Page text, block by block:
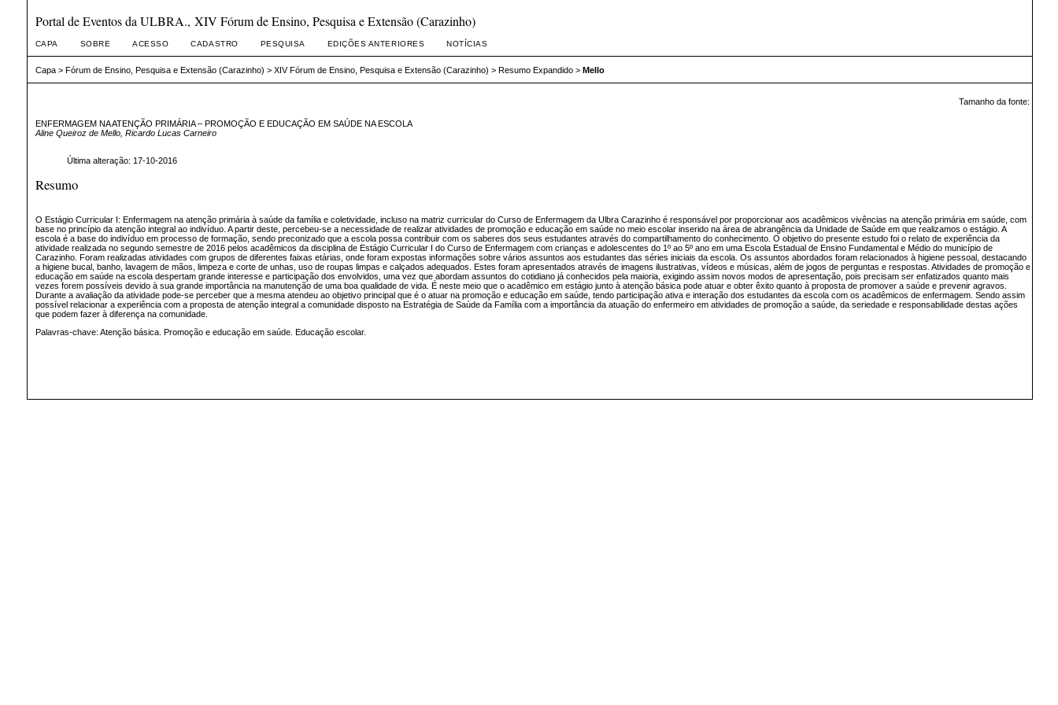
Portal de Eventos da ULBRA., XIV Fórum de Ensino, Pesquisa e Extensão (Carazinho)
CAPA SOBRE ACESSO CADASTRO PESQUISA EDIÇÕES ANTERIORES NOTÍCIAS
Capa> Fórum de Ensino, Pesquisa e Extensão (Carazinho) > XIV Fórum de Ensino, Pesquisa e Extensão (Carazinho) > Resumo Expandido> Mello
Tamanho da fonte:
ENFERMAGEM NA ATENÇÃO PRIMÁRIA – PROMOÇÃO E EDUCAÇÃO EM SAÚDE NA ESCOLA
Aline Queiroz de Mello, Ricardo Lucas Carneiro
Última alteração: 17-10-2016
Resumo
O Estágio Curricular I: Enfermagem na atenção primária à saúde da família e coletividade, incluso na matriz curricular do Curso de Enfermagem da Ulbra Carazinho é responsável por proporcionar aos acadêmicos vivências na atenção primária em saúde, com
base no princípio da atenção integral ao indivíduo. A partir deste, percebeu-se a necessidade de realizar atividades de promoção e educação em saúde no meio escolar inserido na área de abrangência da Unidade de Saúde em que realizamos o estágio. A
escola é a base do indivíduo em processo de formação, sendo preconizado que a escola possa contribuir com os saberes dos seus estudantes através do compartilhamento do conhecimento. O objetivo do presente estudo foi o relato de experiência da
atividade realizada no segundo semestre de 2016 pelos acadêmicos da disciplina de Estágio Curricular I do Curso de Enfermagem com crianças e adolescentes do 1º ao 5º ano em uma Escola Estadual de Ensino Fundamental e Médio do município de
Carazinho. Foram realizadas atividades com grupos de diferentes faixas etárias, onde foram expostas informações sobre vários assuntos aos estudantes das séries iniciais da escola. Os assuntos abordados foram relacionados à higiene pessoal, destacando
a higiene bucal, banho, lavagem de mãos, limpeza e corte de unhas, uso de roupas limpas e calçados adequados. Estes foram apresentados através de imagens ilustrativas, vídeos e músicas, além de jogos de perguntas e respostas. Atividades de promoção e
educação em saúde na escola despertam grande interesse e participação dos envolvidos, uma vez que abordam assuntos do cotidiano já conhecidos pela maioria, exigindo assim novos modos de apresentação, pois precisam ser enfatizados quanto mais
vezes forem possíveis devido à sua grande importância na manutenção de uma boa qualidade de vida. É neste meio que o acadêmico em estágio junto à atenção básica pode atuar e obter êxito quanto à proposta de promover a saúde e prevenir agravos.
Durante a avaliação da atividade pode-se perceber que a mesma atendeu ao objetivo principal que é o atuar na promoção e educação em saúde, tendo participação ativa e interação dos estudantes da escola com os acadêmicos de enfermagem. Sendo assim
possível relacionar a experiência com a proposta de atenção integral a comunidade disposto na Estratégia de Saúde da Família com a importância da atuação do enfermeiro em atividades de promoção a saúde, da seriedade e responsabilidade destas ações
que podem fazer à diferença na comunidade.
Palavras-chave: Atenção básica.
Promoção e educação em saúde. Educação escolar.